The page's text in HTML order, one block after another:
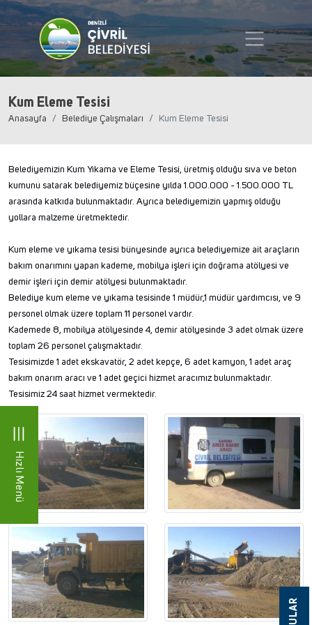
Hızlı Menü
Kum Eleme Tesisi
Anasayfa Belediye Çalışmaları Kum Eleme Tesisi
Belediyemizin Kum Yıkama ve Eleme Tesisi, üretmiş olduğu sıva ve beton
kumunu satarak belediyemiz büçesine yılda 1.000.000 - 1.500.000 TL
arasında katkıda bulunmaktadır. Ayrıca belediyemizin yapmış olduğu
yollara malzeme üretmektedir.
Kum eleme ve yıkama tesisi bünyesinde ayrıca belediyemize ait araçların
bakım onarımını yapan kademe, mobilya işleri için doğrama atölyesi ve
demir işleri için demir atölyesi bulunmaktadır.
Belediye kum eleme ve yıkama tesisinde 1 müdür,1 müdür yardımcısı, ve 9
personel olmak üzere toplam 11 personel vardır.
Kademede 8, mobilya atölyesinde 4, demir atölyesinde 3 adet olmak üzere
toplam 26 personel çalışmaktadır.
Tesisimizde 1 adet ekskavatör, 2 adet kepçe, 6 adet kamyon, 1 adet araç
bakım onarım aracı ve 1 adet geçici hizmet aracımız bulunmaktadır.
Tesisimiz 24 saat hizmet vermektedir.